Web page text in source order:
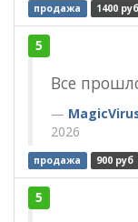
продажа 1400 руб
5
Все
2026
продажа 900 руб
5